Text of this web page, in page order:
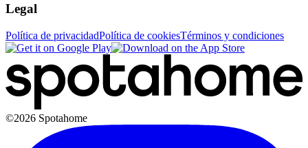
Legal
Política de privacidadPolítica de cookiesTérminos y condiciones
©2026 Spotahome